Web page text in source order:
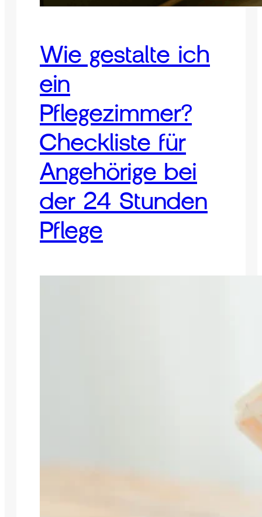
Wie gestalte ich
ein
Pflegezimmer?
Checkliste für
Angehörige bei
der 24 Stunden
Pflege